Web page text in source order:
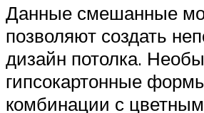
Данные смешанные
позволяют создать
дизайн потолка.
гипсокартонные
комбинации с